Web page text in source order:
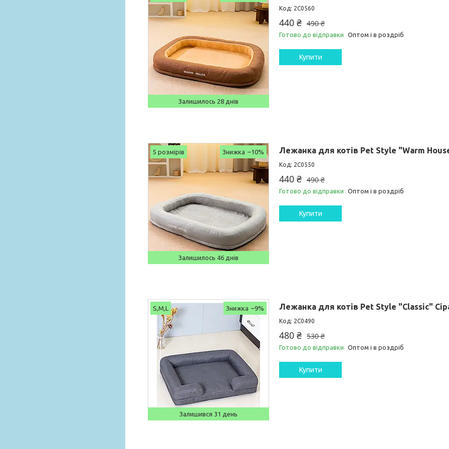
Залишилось 28 днів
2C0560
490 ₴
440 ₴
Готово до відправки Оптом і в роздріб
Купити
5 розмірів –10%
Залишилось 46 днів
Лежанка для котів Pet Style "Warm
2C0550
490 ₴
440 ₴
Готово до відправки Оптом і в роздріб
Купити
S,M,L –9%
Залишився 31 день
Лежанка для котів Pet Style "Classic"
2C0490
530 ₴
480 ₴
Готово до відправки Оптом і в роздріб
Купити